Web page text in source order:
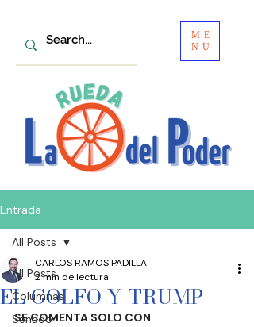
ME
NU
Entrada
All Posts
Columnas
Senado
All Posts
EL GOLFO Y TRUMP
CARLOS RAMOS PADILLA
2 min de lectura
SE COMENTA SOLO CON